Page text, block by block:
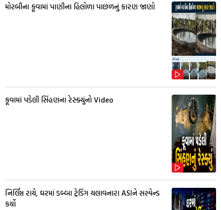
મોરબીના કૂવામાં પાણીના હિલોળા પાછળનું કારણ જાણો
કૂવામાં પડેલી સિંહણના રેસ્ક્યુંનો Video
નિર્લિપ્ત રાયે, ઘરમાં ડબ્બા ટ્રેડિંગ ચલાવનારા ASIને સસ્પેન્ડ
કર્યો